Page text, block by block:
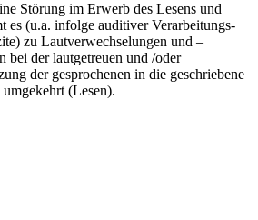
Störung im Erwerb des Lesens und
es (u.a. infolge auditiver Verarbeitungs-
zu Lautverwechselungen und –
bei der lautgetreuen und /oder
der gesprochenen in die geschriebene
(Lesen).